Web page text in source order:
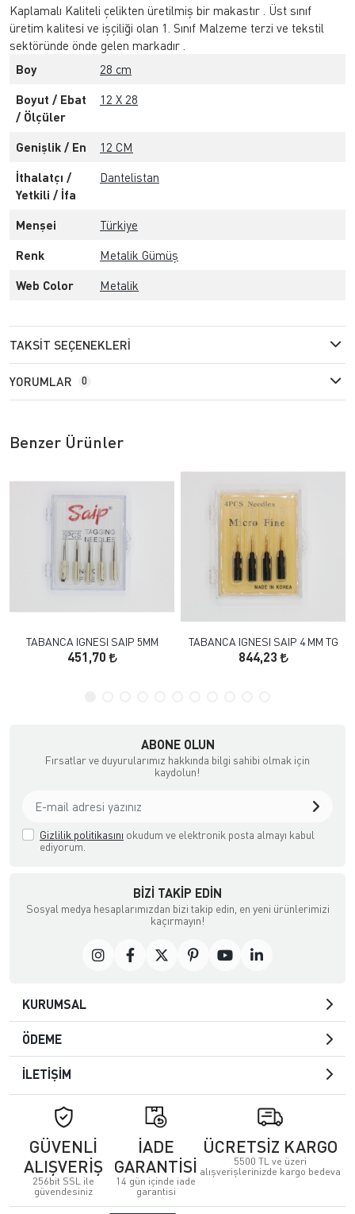
Kaplamalı Kaliteli çelikten üretilmiş bir makastır . Üst sınıf
üretim kalitesi ve işçiliği olan 1. Sınıf Malzeme terzi ve tekstil
sektöründe önde gelen markadır .
Boy
28 cm
Boyut / Ebat
/ Ölçüler
12 X 28
Genişlik / En 12 CM
İthalatçı /
Yetkili / İfa
Dantelistan
Menşei Türkiye
Renk Metalik Gümüş
Web Color Metalik
TAKSIT SEÇENEKLERI
YORUMLAR 0
Benzer Ürünler
TABANCA IGNESI SAIP 5MM
451,70
TABANCA IGNESI SAIP 4 MM TG
844,23
ABONE OLUN
Fırsatlar ve duyurularımız hakkında bilgi sahibi olmak için
kaydolun!
Gizlilik politikasını okudum ve elektronik posta almayı kabul
ediyorum.
BIZI TAKIP EDIN
Sosyal medya hesaplarımızdan bizi takip edin, en yeni ürünlerimizi
kaçırmayın!
KURUMSAL
ÖDEME
İLETİŞİM
GÜVENLİ
ALIŞVERİŞ
256bit SSL ile
güvendesiniz
İADE
GARANTİSİ
14 gün içinde iade
garantisi
ÜCRETSİZ KARGO
5500 TL ve üzeri
alışverişlerinizde kargo bedeva